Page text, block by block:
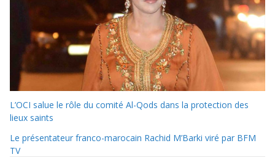
L’OCI salue le rôle du comité Al-Qods dans la protection des
lieux saints
Le présentateur franco-marocain Rachid M’Barki viré par BFM
TV